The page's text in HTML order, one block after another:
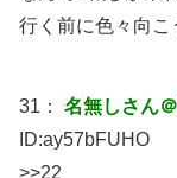
行く前に色々向こ
31： 名無しさん
ID:ay57bFUHO
>>22